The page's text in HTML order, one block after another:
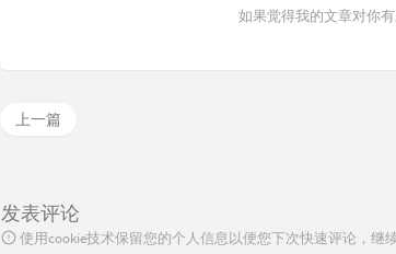
如果觉得我的文章对你
上一篇
发表评论
使用cookie技术保留您的个人信息以便您下次快速评论，继